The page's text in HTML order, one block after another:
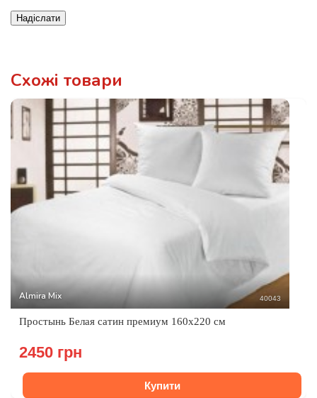
Надіслати
Схожі товари
Almira Mix 40043
Простынь Белая сатин премиум 160x220 см
2450 грн
Купити